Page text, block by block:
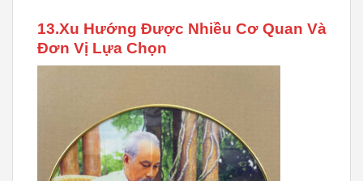
13.Xu Hướng Được Nhiều Cơ Quan Và
Đơn Vị Lựa Chọn